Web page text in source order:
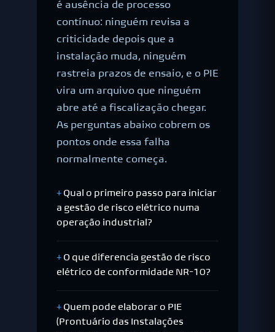
é ausência de processo
contínuo: ninguém revisa a
criticidade depois que a
instalação muda, ninguém
rastreia prazos de ensaio, e o PIE
vira um arquivo que ninguém
abre até a fiscalização chegar.
As perguntas abaixo cobrem os
pontos onde essa falha
normalmente começa.
Qual o primeiro passo para iniciar
a gestão de risco elétrico numa
operação industrial?
O que diferencia gestão de risco
elétrico de conformidade NR-10?
Quem pode elaborar o PIE
(Prontuário das Instalações